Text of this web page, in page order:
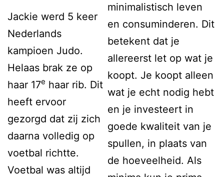
Jackie werd 5 keer
Nederlands
kampioen Judo.
Helaas brak ze op
haar 17e haar rib. Dit
heeft ervoor
gezorgd dat zij zich
daarna volledig op
voetbal richtte.
Voetbal was altijd
minimalistisch leven
en consuminderen. Dit
betekent dat je
allereerst let op wat je
koopt. Je koopt alleen
wat je echt nodig hebt
en je investeert in
goede kwaliteit van je
spullen, in plaats van
de hoeveelheid. Als